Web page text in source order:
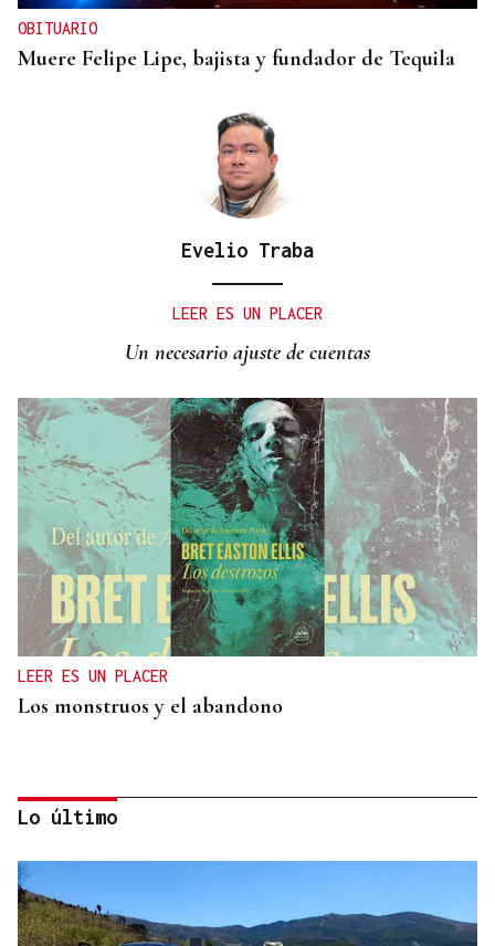
OBITUARIO
Muere Felipe Lipe, bajista y fundador de Tequila
Evelio Traba
LEER ES UN PLACER
Un necesario ajuste de cuentas
LEER ES UN PLACER
Los monstruos y el abandono
Lo último